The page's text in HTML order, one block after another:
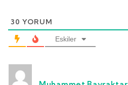
30 YORUM
Eskiler